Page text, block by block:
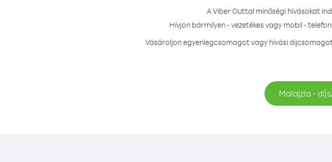
A Viber Outtal minőségi hívásokat
Hívjon bármilyen - vezetékes vagy mobil -
Vásároljon egyenlegcsomagot vagy hívási
Malajzia -